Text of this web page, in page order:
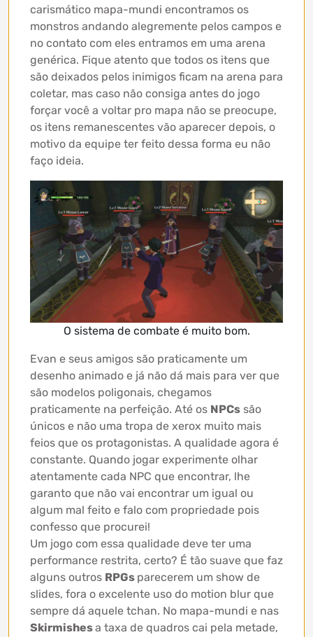
carismático mapa-mundi encontramos os
monstros andando alegremente pelos campos e
no contato com eles entramos em uma arena
genérica. Fique atento que todos os itens que
são deixados pelos inimigos ficam na arena para
coletar, mas caso não consiga antes do jogo
forçar você a voltar pro mapa não se preocupe,
os itens remanescentes vão aparecer depois, o
motivo da equipe ter feito dessa forma eu não
faço ideia.
O sistema de combate é muito bom.
Evan e seus amigos são praticamente um
desenho animado e já não dá mais para ver que
são modelos poligonais, chegamos
praticamente na perfeição. Até os NPCs são
únicos e não uma tropa de xerox muito mais
feios que os protagonistas. A qualidade agora é
constante. Quando jogar experimente olhar
atentamente cada NPC que encontrar, lhe
garanto que não vai encontrar um igual ou
algum mal feito e falo com propriedade pois
confesso que procurei!
Um jogo com essa qualidade deve ter uma
performance restrita, certo? É tão suave que faz
alguns outros RPGs parecerem um show de
slides, fora o excelente uso do motion blur que
sempre dá aquele tchan. No mapa-mundi e nas
Skirmishesa taxa de quadros cai pela metade,